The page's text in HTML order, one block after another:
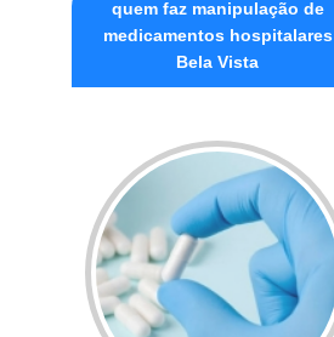
quem faz manipulação de
medicamentos hospitalares
Bela Vista